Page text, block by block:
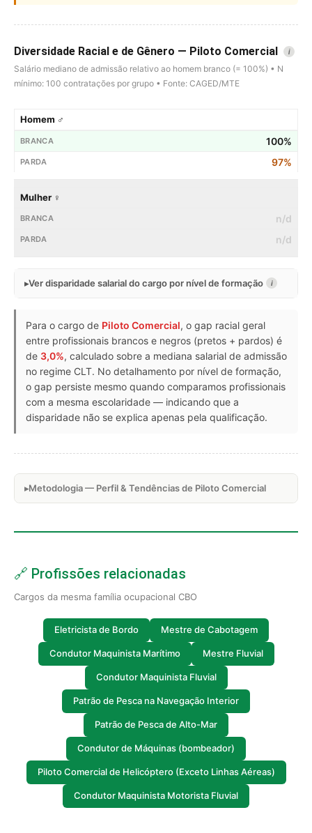
Diversidade Racial e de Gênero — Piloto Comercial i
Salário mediano de admissão relativo ao homem branco (= 100%) • N
mínimo: 100 contratações por grupo • Fonte: CAGED/MTE
Homem ♂
100%
97%
Mulher ♀
n/d
n/d
Ver disparidade salarial do cargo por nível de formação i
Para o cargo de Piloto Comercial, o gap racial geral
entre profissionais brancos e negros (pretos + pardos) é
de 3,0%, calculado sobre a mediana salarial de admissão
no regime CLT. No detalhamento por nível de formação,
o gap persiste mesmo quando comparamos profissionais
com a mesma escolaridade — indicando que a
disparidade não se explica apenas pela qualificação.
Metodologia — Perfil & Tendências de Piloto Comercial
🔗 Profissões relacionadas
Cargos da mesma família ocupacional CBO
Eletricista de Bordo Mestre de Cabotagem
Condutor Maquinista Marítimo Mestre Fluvial
Condutor Maquinista Fluvial
Patrão de Pesca na Navegação Interior
Patrão de Pesca de Alto-Mar
Condutor de Máquinas (bombeador)
Piloto Comercial de Helicóptero (Exceto Linhas Aéreas)
Condutor Maquinista Motorista Fluvial